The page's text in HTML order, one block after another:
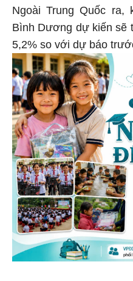
Ngoài Trung Quốc
Bình Dương dự kiến ​​sẽ
5,2% so với dự báo